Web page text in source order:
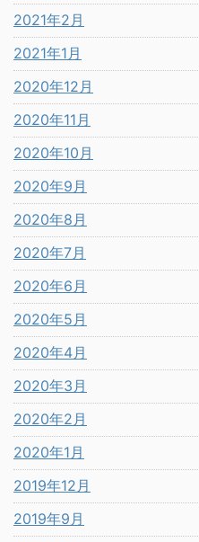
2021年2月
2021年1月
2020年12月
2020年11月
2020年10月
2020年9月
2020年8月
2020年7月
2020年6月
2020年5月
2020年4月
2020年3月
2020年2月
2020年1月
2019年12月
2019年9月